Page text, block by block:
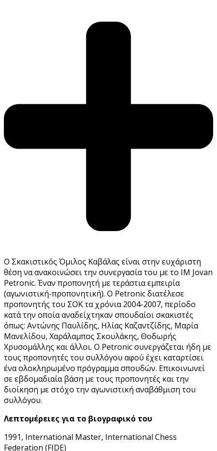
Ο Σκακιστικός Όμιλος Καβάλας είναι στην ευχάριστη
θέση να ανακοινώσει την συνεργασία του με το ΙΜ Jovan
Petronic. Έναν προπονητή με τεράστια εμπειρία
(αγωνιστική-προπονητική). Ο Petronic διατέλεσε
προπονητής του ΣΟΚ τα χρόνια 2004-2007, περίοδο
κατά την οποία αναδείχτηκαν σπουδαίοι σκακιστές
όπως: Αντώνης Παυλίδης, Ηλίας Καζαντζίδης, Μαρία
Μανελίδου, Χαράλαμπος Σκουλάκης, Θοδωρής
Χρυσομάλλης και άλλοι. Ο Petronic συνεργάζεται ήδη με
τους προπονητές του συλλόγου αφού έχει καταρτίσει
ένα ολοκληρωμένο πρόγραμμα σπουδών. Επικοινωνεί
σε εβδομαδιαία βάση με τους προπονητές και την
διοίκηση με στόχο την αγωνιστική αναβάθμιση του
συλλόγου.
Λεπτομέρειες για το βιογραφικό του
1991, International Master, International Chess
Federation (FIDE)